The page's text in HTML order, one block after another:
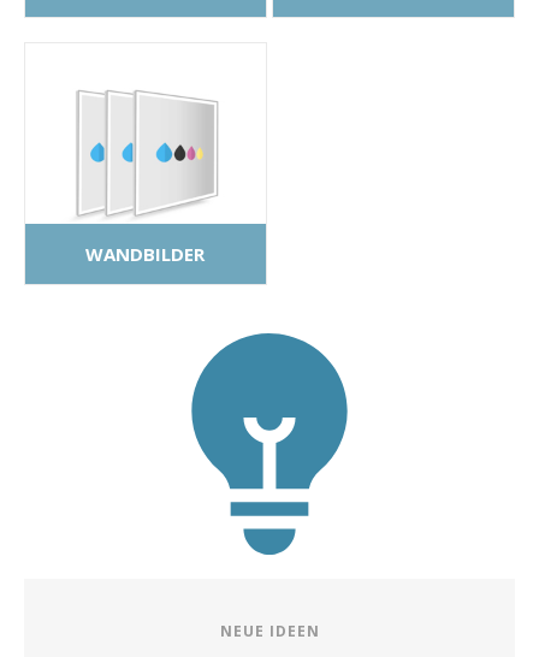
WANDBILDER
NEUE IDEEN